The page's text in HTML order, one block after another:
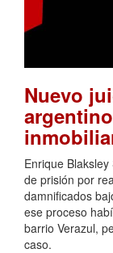
Nuevo
Enrique
de prisión por
damnificados
ese proceso
barrio Verazul,
caso.